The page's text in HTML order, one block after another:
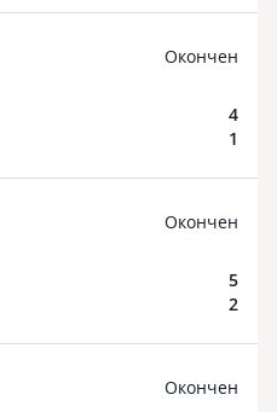
Oкончен
4
1
Oкончен
5
2
Oкончен